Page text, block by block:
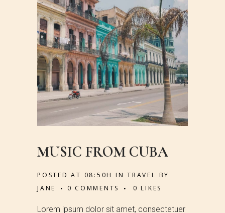
MUSIC FROM CUBA
POSTED AT 08:50H INTRAVEL BY
JANE
0 COMMENTS 0 LIKES
Lorem ipsum dolor sit amet, consectetuer